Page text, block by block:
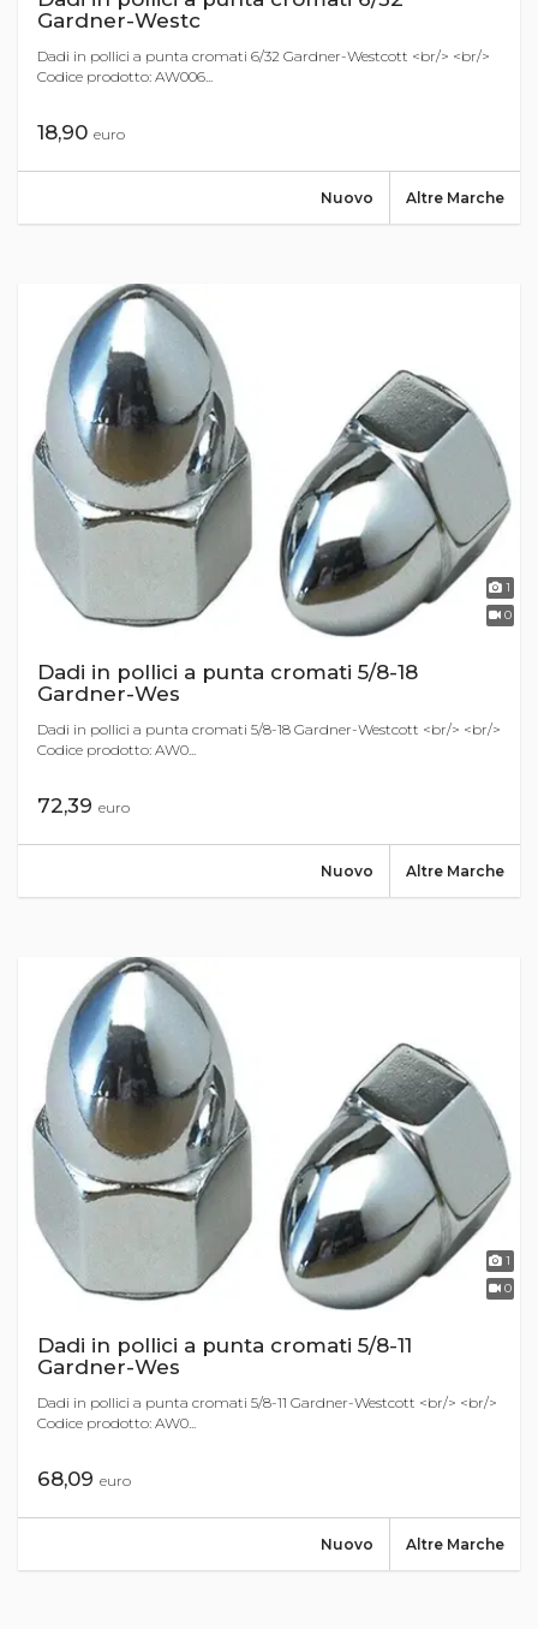
Gardner-Westc
Dadi in pollici a punta cromati 6/32 Gardner-Westcott <br/> <br/>
Codice prodotto: AW006...
18,90 euro
Altre Marche
Nuovo
1
0
Dadi in pollici a punta cromati 5/8-18
Gardner-Wes
Dadi in pollici a punta cromati 5/8-18 Gardner-Westcott <br/> <br/>
Codice prodotto: AW0...
72,39 euro
Altre Marche
Nuovo
1
0
Dadi in pollici a punta cromati 5/8-11
Gardner-Wes
Dadi in pollici a punta cromati 5/8-11 Gardner-Westcott <br/> <br/>
Codice prodotto: AW0...
68,09 euro
Altre Marche
Nuovo